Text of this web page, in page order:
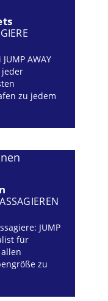
AWAY
jeder
zu jedem
JUMP
für
zu